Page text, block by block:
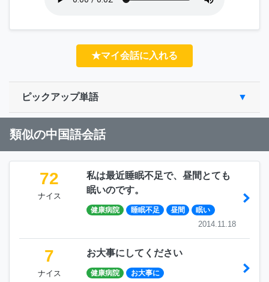
★マイ会話に入れる
ピックアップ単語
類似の中国語会話
72
ナイス
私は最近睡眠不足で、昼間とても
眠いのです。
健康病院 睡眠不足 昼間 眠い
2014.11.18
7
ナイス
お大事にしてください
健康病院 お大事に